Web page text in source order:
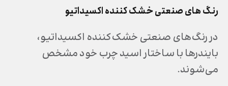
رنگ های صنعتی خشک کننده اکسیداتیو
در رنگ‌های صنعتی خشک‌کننده اکسیداتیو،
بایندرها با ساختار اسید چرب خود مشخص
می‌شوند.